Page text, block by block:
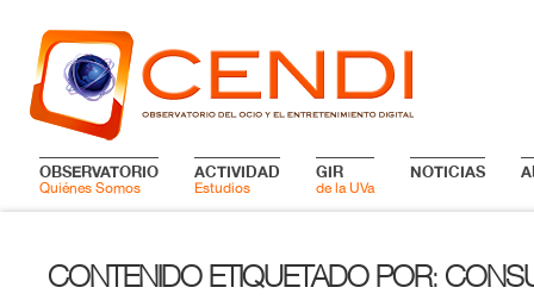
OBSERVATORIO
Quiénes Somos
ACTIVIDAD
Estudios
GIR
de la UVa
NOTICIAS
CONTENIDO ETIQUETADO POR: